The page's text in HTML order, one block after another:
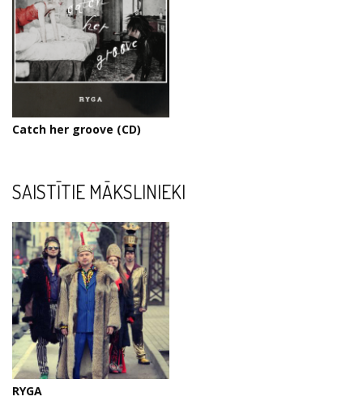
Catch her groove (CD)
SAISTĪTIE MĀKSLINIEKI
RYGA